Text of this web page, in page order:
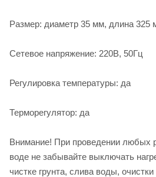
Размер: диаметр 35 мм, длина 325
Сетевое напряжение: 220В, 50Гц
Регулировка температуры: да
Терморегулятор: да
Внимание! При проведении любых
воде не зaбывaйте выключaть
чистке грунта, слива воды,